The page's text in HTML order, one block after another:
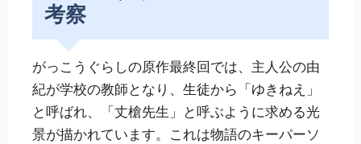
考察
がっこうぐらしの原作最終回では、主人公の由
紀が学校の教師となり、生徒から「ゆきねえ」
と呼ばれ、「丈槍先生」と呼ぶように求める光
景が描かれています。これは物語のキーパーソ